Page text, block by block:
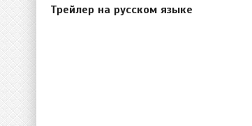
Трейлер на русском языке